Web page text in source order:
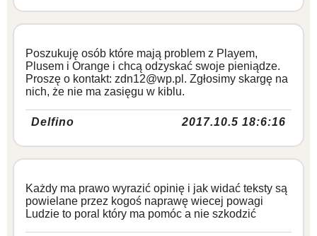
Poszukuję osób które mają problem z Playem,
Plusem i Orange i chcą odzyskać swoje pieniądze.
Proszę o kontakt: zdn12@wp.pl. Zgłosimy skargę na
nich, że nie ma zasięgu w kiblu.
Delfino 2017.10.5 18:6:16
Każdy ma prawo wyrazić opinię i jak widać teksty są
powielane przez kogoś naprawę wiecej powagi
Ludzie to poral który ma pomóc a nie szkodzić